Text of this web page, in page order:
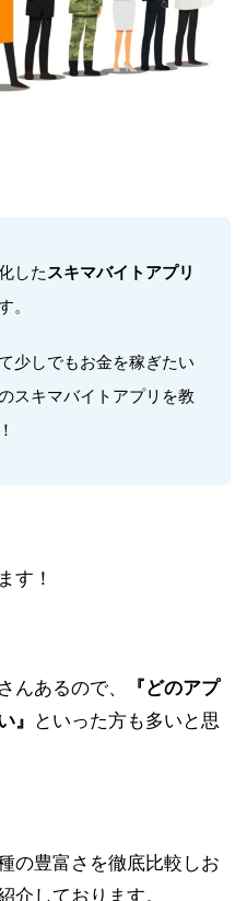
したスキマバイトアプリ
。
少しでもお金を稼ぎたい
スキマバイトアプリを教
す！
んあるので、
『どのアプ
』
といった方も多いと思
の豊富さを徹底比較しお
介しております。